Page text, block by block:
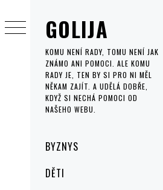
GOLIJA
KOMU NENÍ RADY, TOMU NENÍ JAK
ZNÁMO ANI POMOCI. ALE KOMU
RADY JE, TEN BY SI PRO NI MĚL
NĚKAM ZAJÍT. A UDĚLÁ DOBŘE,
KDYŽ SI NECHÁ POMOCI OD
NAŠEHO WEBU.
MenuBYZNYS
DĚTI
to
content